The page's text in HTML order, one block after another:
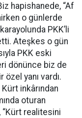
hapishanede, “Af
o günlerde
PKK’li
Ateşkes o gün
PKK eski
dönünce biz de
yanı vardı.
inkârından
oturan
“Kürt realitesini